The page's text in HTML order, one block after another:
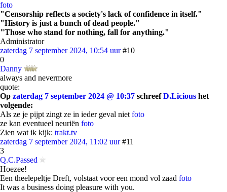
foto
"Censorship reflects a society's lack of confidence in itself."
"History is just a bunch of dead people."
"Those who stand for nothing, fall for anything."
Administrator
zaterdag 7 september 2024, 10:54 uur #10
0
Danny
always and nevermore
quote:
Op zaterdag 7 september 2024 @ 10:37 schreefD.Licious het
volgende:
Als ze je pijpt zingt ze in ieder geval niet foto
ze kan eventueel neuriën foto
Zien wat ik kijk: trakt.tv
zaterdag 7 september 2024, 11:02 uur #11
3
Q.C.Passed
Hoezee!
Een theelepeltje Dreft, volstaat voor een mond vol zaad foto
It was a business doing pleasure with you.